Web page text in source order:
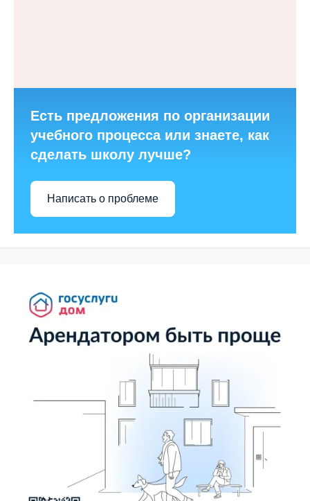
Есть предложения по организации
учебного процесса или знаете, как
сделать школу лучше?
Написать о проблеме